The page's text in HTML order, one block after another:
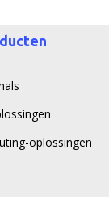
oplossingen